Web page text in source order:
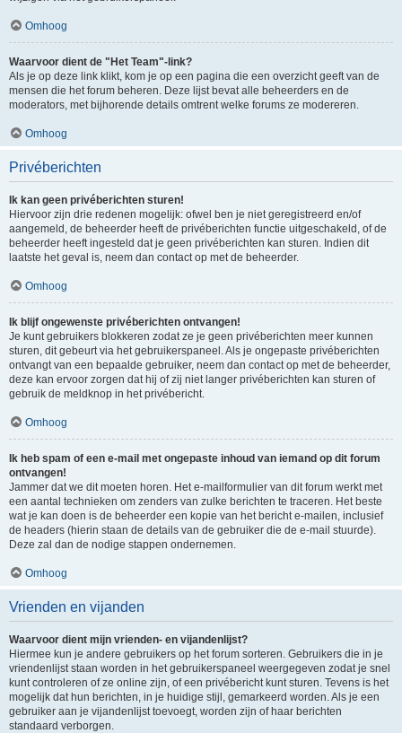
Omhoog
Waarvoor dient de "Het Team"-link?
Als je op deze link klikt, kom je op een pagina die een overzicht geeft van de
mensen die het forum beheren. Deze lijst bevat alle beheerders en de
moderators, met bijhorende details omtrent welke forums ze modereren.
Omhoog
Privéberichten
Ik kan geen privéberichten sturen!
Hiervoor zijn drie redenen mogelijk: ofwel ben je niet geregistreerd en/of
aangemeld, de beheerder heeft de privéberichten functie uitgeschakeld, of de
beheerder heeft ingesteld dat je geen privéberichten kan sturen. Indien dit
laatste het geval is, neem dan contact op met de beheerder.
Omhoog
Ik blijf ongewenste privéberichten ontvangen!
Je kunt gebruikers blokkeren zodat ze je geen privéberichten meer kunnen
sturen, dit gebeurt via het gebruikerspaneel. Als je ongepaste privéberichten
ontvangt van een bepaalde gebruiker, neem dan contact op met de beheerder,
deze kan ervoor zorgen dat hij of zij niet langer privéberichten kan sturen of
gebruik de meldknop in het privébericht.
Omhoog
Ik heb spam of een e-mail met ongepaste inhoud van iemand op dit forum
ontvangen!
Jammer dat we dit moeten horen. Het e-mailformulier van dit forum werkt met
een aantal technieken om zenders van zulke berichten te traceren. Het beste
wat je kan doen is de beheerder een kopie van het bericht e-mailen, inclusief
de headers (hierin staan de details van de gebruiker die de e-mail stuurde).
Deze zal dan de nodige stappen ondernemen.
Omhoog
Vrienden en vijanden
Waarvoor dient mijn vrienden- en vijandenlijst?
Hiermee kun je andere gebruikers op het forum sorteren. Gebruikers die in je
vriendenlijst staan worden in het gebruikerspaneel weergegeven zodat je snel
kunt controleren of ze online zijn, of een privébericht kunt sturen. Tevens is het
mogelijk dat hun berichten, in je huidige stijl, gemarkeerd worden. Als je een
gebruiker aan je vijandenlijst toevoegt, worden zijn of haar berichten
standaard verborgen.